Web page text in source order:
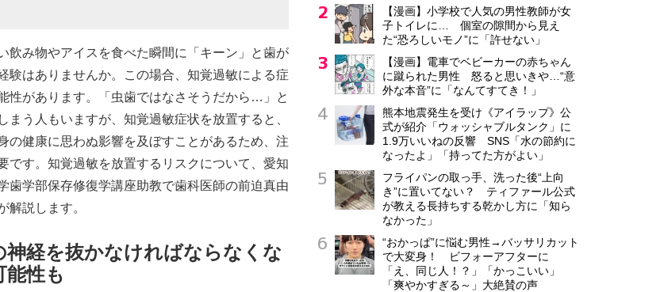
飲み物やアイスを食べた瞬間に「キーン」と歯が
験はありませんか。この場合、知覚過敏による症
性があります。「虫歯ではなさそうだから…」と
まう人もいますが、知覚過敏症状を放置すると、
の健康に思わぬ影響を及ぼすことがあるため、注
です。知覚過敏を放置するリスクについて、愛知
歯学部保存修復学講座助教で歯科医師の前迫真由
解説します。
神経を抜かなければならなくな
能性も
【漫画】小学校で人気の男性教師が女
子トイレに… 個室の隙間から見え
た“恐ろしいモノ”に「許せない」
【漫画】電車でベビーカーの赤ちゃん
に蹴られた男性 怒ると思いきや…“意
外な本音”に「なんてすてき！」
熊本地震発生を受け《アイラップ》公
式が紹介「ウォッシャブルタンク」に
1.9万いいねの反響 SNS「水の節約に
なったよ」「持ってた方がよい」
フライパンの取っ手、洗った後“上向
き”に置いてない？ ティファール公式
が教える長持ちする乾かし方に「知ら
なかった」
“おかっぱ”に悩む男性→バッサリカット
で大変身！ ビフォーアフターに
「え、同じ人！？」「かっこいい」
「爽やかすぎる～」大絶賛の声